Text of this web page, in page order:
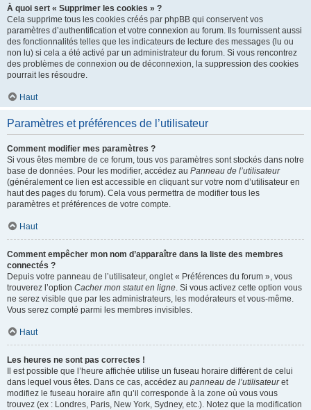
À quoi sert « Supprimer les cookies » ?
Cela supprime tous les cookies créés par phpBB qui conservent vos
paramètres d’authentification et votre connexion au forum. Ils fournissent aussi
des fonctionnalités telles que les indicateurs de lecture des messages (lu ou
non lu) si cela a été activé par un administrateur du forum. Si vous rencontrez
des problèmes de connexion ou de déconnexion, la suppression des cookies
pourrait les résoudre.
Haut
Paramètres et préférences de l’utilisateur
Comment modifier mes paramètres ?
Si vous êtes membre de ce forum, tous vos paramètres sont stockés dans notre
base de données. Pour les modifier, accédez au Panneau de l’utilisateur
(généralement ce lien est accessible en cliquant sur votre nom d’utilisateur en
haut des pages du forum). Cela vous permettra de modifier tous les
paramètres et préférences de votre compte.
Haut
Comment empêcher mon nom d’apparaître dans la liste des membres
connectés ?
Depuis votre panneau de l’utilisateur, onglet « Préférences du forum », vous
trouverez l’option Cacher mon statut en ligne. Si vous activez cette option vous
ne serez visible que par les administrateurs, les modérateurs et vous-même.
Vous serez compté parmi les membres invisibles.
Haut
Les heures ne sont pas correctes !
Il est possible que l’heure affichée utilise un fuseau horaire différent de celui
dans lequel vous êtes. Dans ce cas, accédez au panneau de l’utilisateuret
modifiez le fuseau horaire afin qu’il corresponde à la zone où vous vous
trouvez (ex : Londres, Paris, New York, Sydney, etc.). Notez que la modification